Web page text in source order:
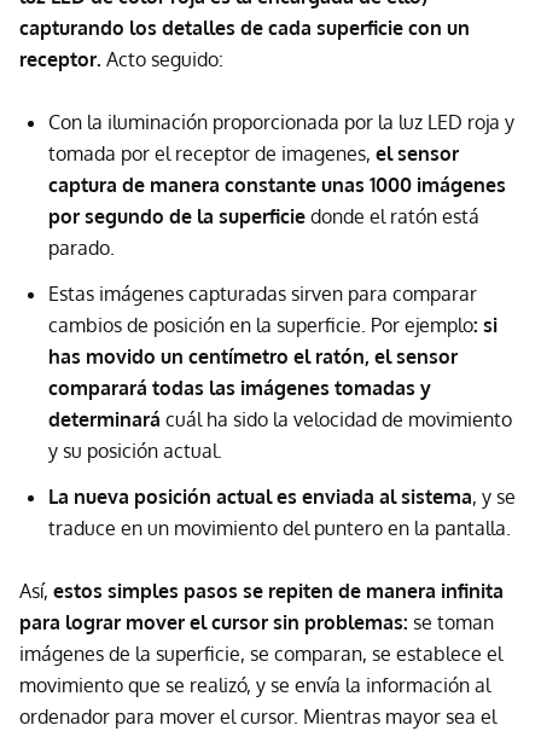
capturando los detalles de cada superficie con un
receptor. Acto seguido:
Con la iluminación proporcionada por la luz LED roja y
tomada por el receptor de imagenes, el sensor
captura de manera constante unas 1000 imágenes
por segundo de la superficie donde el ratón está
parado.
Estas imágenes capturadas sirven para comparar
cambios de posición en la superficie. Por ejemplo: si
has movido un centímetro el ratón, el sensor
comparará todas las imágenes tomadas y
determinará cuál ha sido la velocidad de movimiento
y su posición actual.
La nueva posición actual es enviada al sistema, y se
traduce en un movimiento del puntero en la pantalla.
Así, estos simples pasos se repiten de manera infinita
para lograr mover el cursor sin problemas: se toman
imágenes de la superficie, se comparan, se establece el
movimiento que se realizó, y se envía la información al
ordenador para mover el cursor. Mientras mayor sea el